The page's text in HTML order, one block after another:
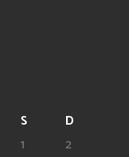
S
D
1
2